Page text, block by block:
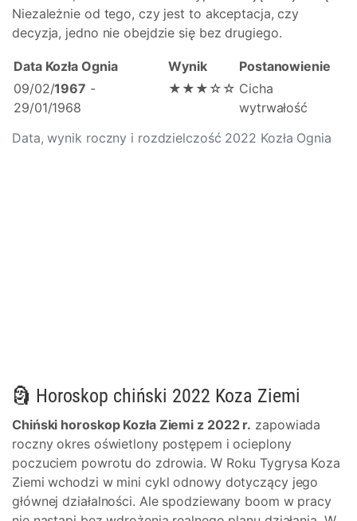
Niezależnie od tego, czy jest to akceptacja, czy
decyzja, jedno nie obejdzie się bez drugiego.
Data, wynik roczny i rozdzielczość 2022 Kozła Ognia
Data Kozła Ognia Wynik
Postanowienie
09/02/1967 -
29/01/1968
★★★☆☆ Cicha
wytrwałość
🗿 Horoskop chiński 2022 Koza Ziemi
Chiński horoskop Kozła Ziemi z 2022 r. zapowiada
roczny okres oświetlony postępem i ocieplony
poczuciem powrotu do zdrowia. W Roku Tygrysa Koza
Ziemi wchodzi w mini cykl odnowy dotyczący jego
głównej działalności. Ale spodziewany boom w pracy